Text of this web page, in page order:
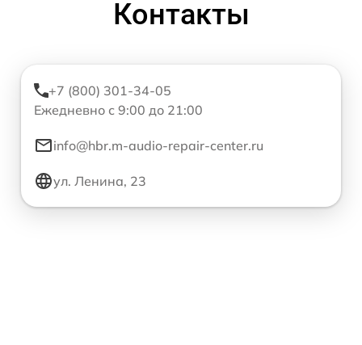
Контакты
+7 (800) 301-34-05
Ежедневно с 9:00 до 21:00
info@hbr.m-audio-repair-center.ru
ул. Ленина, 23